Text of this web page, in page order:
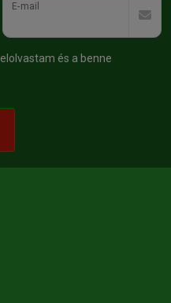
E-mail
elolvastam és a benne